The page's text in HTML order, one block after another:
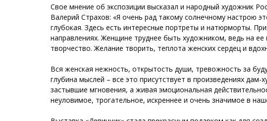
Свое мнение об экспозиции высказал и народный художник
Валерий Страхов: «Я очень рад такому солнечному настрою
глубокая. Здесь есть интересные портреты и натюрморты.
направлениях. Женщине труднее быть художником, ведь на
творчество. Желание творить, теплота женских сердец и
Вся женская нежность, открытость души, тревожность за
глубина мыслей – все это присутствует в произведениях
застывшие мгновения, а живая эмоциональная
неуловимое, трогательное, искреннее и очень значимое в